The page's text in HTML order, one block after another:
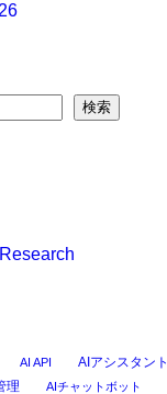
検索
AI API AIアシスタント
理 AIチャットボット